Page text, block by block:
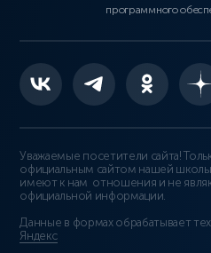
программного
Уважаемые посетители сайта!
официальным сайтом нашей
имеют к нам отношения и не
официальной информации.
Данные в формах обрабатывает
Яндекс